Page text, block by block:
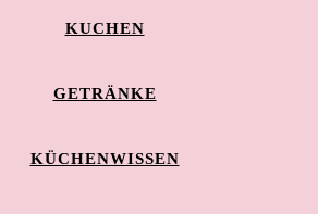
KUCHEN
GETRÄNKE
KÜCHENWISSEN